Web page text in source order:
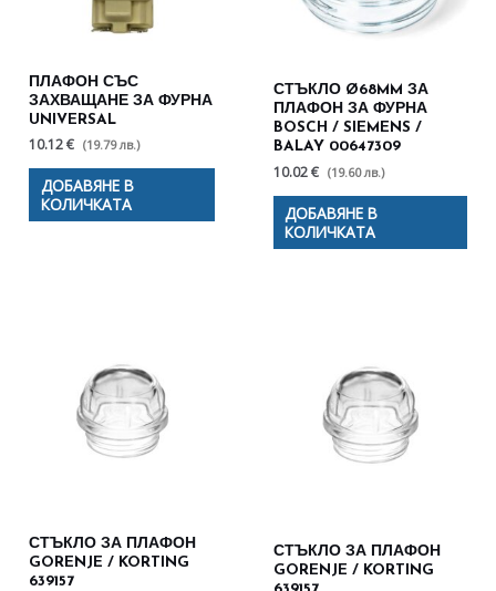
ПЛАФОН СЪС
ЗАХВАЩАНЕ ЗА ФУРНА
UNIVERSAL
10.12 € (19.79 лв.)
ДОБАВЯНЕ В
КОЛИЧКАТА
СТЪКЛО Ø68MM ЗА
ПЛАФОН ЗА ФУРНА
BOSCH / SIEMENS /
BALAY 00647309
10.02 € (19.60 лв.)
ДОБАВЯНЕ В
КОЛИЧКАТА
СТЪКЛО ЗА ПЛАФОН
GORENJE / KORTING
639157
СТЪКЛО ЗА ПЛАФОН
GORENJE / KORTING